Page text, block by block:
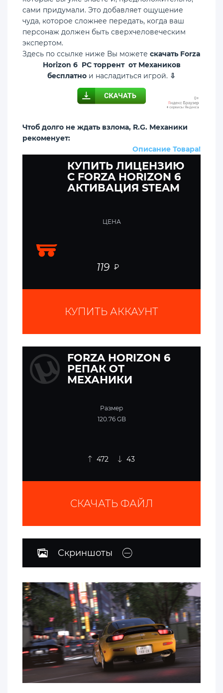
сами придумали. Это добавляет ощущение
чуда, которое сложнее передать, когда ваш
персонаж должен быть сверхчеловеческим
экспертом.
Здесь по ссылке ниже Вы можете скачать Forza
Horizon 6 PC торрент от Механиков
бесплатно и насладиться игрой. ⇩
Чтоб долго не ждать взлома, R.G. Механики
рекоменует:
Описание Товара!
КУПИТЬ ЛИЦЕНЗИЮ
C FORZA HORIZON 6
АКТИВАЦИЯ STEAM
ЦЕНА
119 ₽
КУПИТЬ АККАУНТ
FORZA HORIZON 6
РЕПАК ОТ
МЕХАНИКИ
Размер
120.76 GB
472 43
СКАЧАТЬ ФАЙЛ
Скриншоты